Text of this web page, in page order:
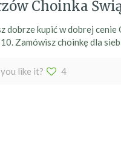
Choinka
dobrze kupić w dobrej
Zamówisz choinkę dla
like it? 4